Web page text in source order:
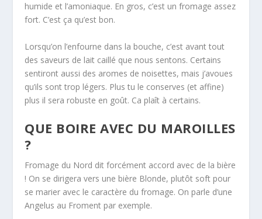
humide et l’amoniaque. En gros, c’est un fromage assez
fort. C’est ça qu’est bon.
Lorsqu’on l’enfourne dans la bouche, c’est avant tout
des saveurs de lait caillé que nous sentons. Certains
sentiront aussi des aromes de noisettes, mais j’avoues
qu’ils sont trop légers. Plus tu le conserves (et affine)
plus il sera robuste en goût. Ca plaît à certains.
QUE BOIRE AVEC DU MAROILLES
?
Fromage du Nord dit forcément accord avec de la bière
! On se dirigera vers une bière Blonde, plutôt soft pour
se marier avec le caractère du fromage. On parle d’une
Angelus au Froment par exemple.